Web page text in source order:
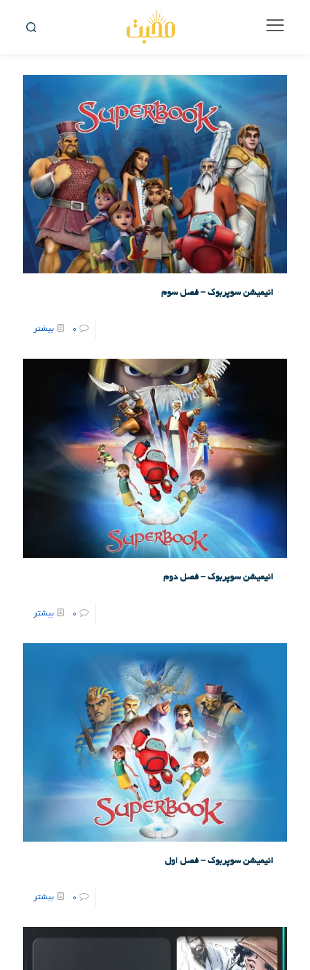
انیمیشن سوپربوک – فصل سوم
0 بیشتر
انیمیشن سوپربوک – فصل دوم
0 بیشتر
انیمیشن سوپربوک – فصل اول
0 بیشتر